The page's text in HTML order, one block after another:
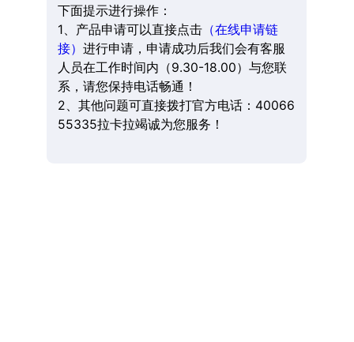
下面提示进行操作：
1、产品申请可以直接点击（在线申请链
接） 进行申请，申请成功后我们会有客服
人员在工作时间内（9.30-18.00）与您联
系，请您保持电话畅通！
2、其他问题可直接拨打官方电话：40066
55335拉卡拉竭诚为您服务！